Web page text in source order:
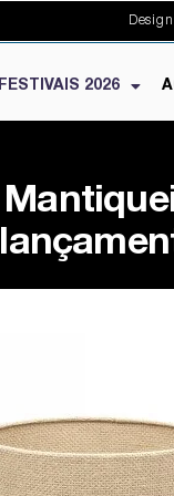
FESTIVAIS 2026